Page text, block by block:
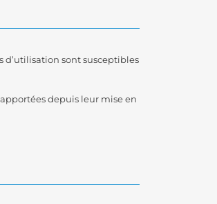
d’utilisation sont susceptibles
depuis leur mise en